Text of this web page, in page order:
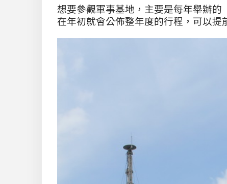
想要參觀軍事基地 ，主要是每年舉辦
在年初就會公佈整年度的行程，可以提